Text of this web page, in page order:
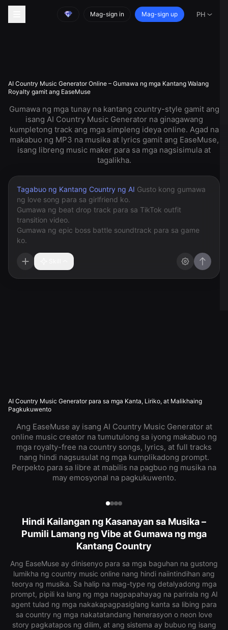
Mag-sign in Mag-sign up PH
AI Country Music Generator Online – Gumawa ng mga Kantang Walang
Royalty gamit ang EaseMuse
Gumawa ng mga tunay na kantang country-style gamit ang
isang AI Country Music Generator na ginagawang
kumpletong track ang mga simpleng ideya online. Agad na
makabuo ng MP3 na musika at lyrics gamit ang EaseMuse,
isang libreng music maker para sa mga nagsisimula at
tagalikha.
Tagabuo ng Kantang Country ng AI
AI Country Music Generator para sa mga Kanta, Liriko, at Malikhaing
Pagkukuwento
Ang EaseMuse ay isang AI Country Music Generator at
online music creator na tumutulong sa iyong makabuo ng
mga royalty-free na country songs, lyrics, at full tracks
nang hindi nagsusulat ng mga kumplikadong prompt.
Perpekto para sa libre at mabilis na pagbuo ng musika na
may emosyonal na pagkukuwento.
Hindi Kailangan ng Kasanayan sa Musika –
Pumili Lamang ng Vibe at Gumawa ng mga
Kantang Country
Ang EaseMuse ay dinisenyo para sa mga baguhan na gustong
lumikha ng country music online nang hindi naiintindihan ang
teorya ng musika. Sa halip na mag-type ng detalyadong mga
prompt, pipili ka lang ng mga nagpapahayag na parirala ng AI
agent tulad ng mga nakakapagpasiglang kanta sa libing para
sa country ng mga nakatatandang henerasyon o neon love
story pagkatapos ng dilim, at ang sistema ay bubuo ng isang